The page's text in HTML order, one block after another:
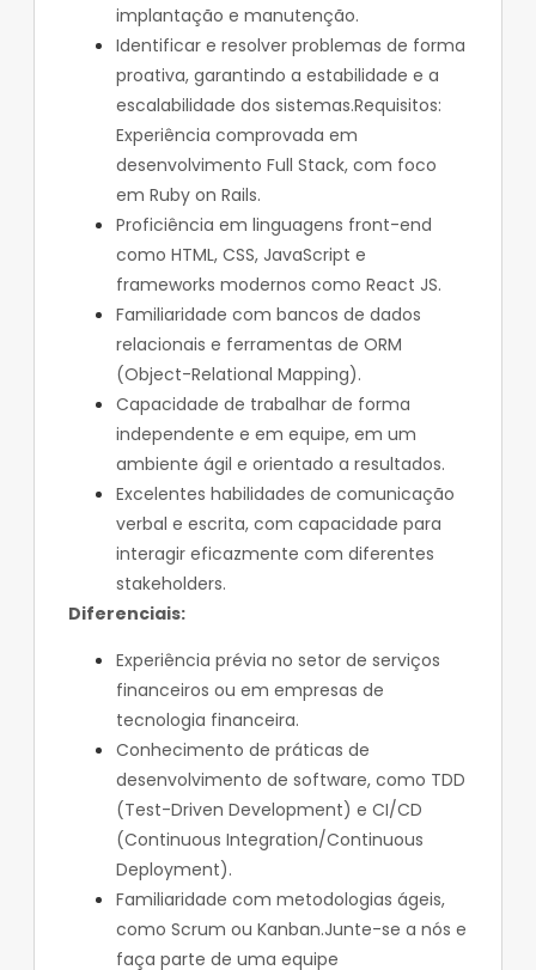
implantação e manutenção.
Identificar e resolver problemas de forma
proativa, garantindo a estabilidade e a
escalabilidade dos sistemas.Requisitos:
Experiência comprovada em
desenvolvimento Full Stack, com foco
em Ruby on Rails.
Proficiência em linguagens front-end
como HTML, CSS, JavaScript e
frameworks modernos como React JS.
Familiaridade com bancos de dados
relacionais e ferramentas de ORM
(Object-Relational Mapping).
Capacidade de trabalhar de forma
independente e em equipe, em um
ambiente ágil e orientado a resultados.
Excelentes habilidades de comunicação
verbal e escrita, com capacidade para
interagir eficazmente com diferentes
stakeholders.
Diferenciais:
Experiência prévia no setor de serviços
financeiros ou em empresas de
tecnologia financeira.
Conhecimento de práticas de
desenvolvimento de software, como TDD
(Test-Driven Development) e CI/CD
(Continuous Integration/Continuous
Deployment).
Familiaridade com metodologias ágeis,
como Scrum ou Kanban.Junte-se a nós e
faça parte de uma equipe